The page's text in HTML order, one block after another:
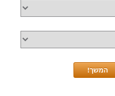
המשך!